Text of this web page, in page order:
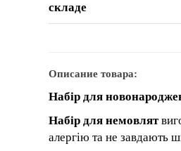
складе
Описание товара:
Набір для
Набір для немовлят
алергію та не завдають